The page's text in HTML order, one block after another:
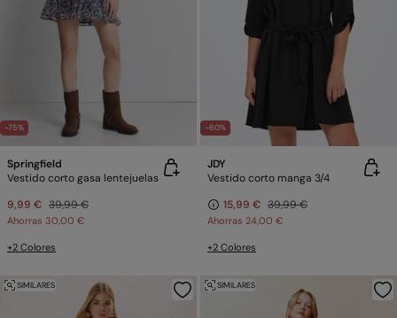
-75%
Springfield
Vestido corto gasa lentejuelas
9,99 € 39,99 €
Ahorras 30,00 €
+2 Colores
-60%
JDY
Vestido corto manga 3/4
15,99 € 39,99 €
Ahorras 24,00 €
+2 Colores
SIMILARES SIMILARES